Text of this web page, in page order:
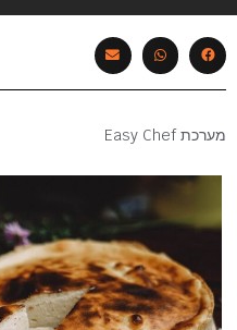
מערכת Easy Chef